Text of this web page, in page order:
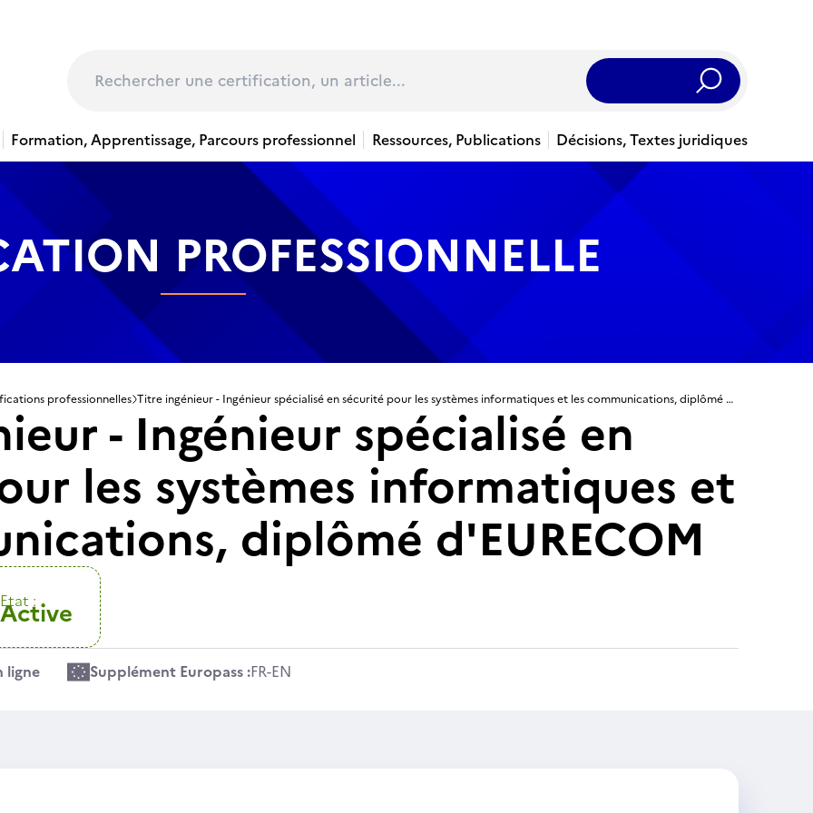
Rechercher
Formation, Apprentissage, Parcours professionnel Ressources, Publications Décisions, Textes juridiques
PROFESSIONNELLE
professionnelles Titre ingénieur - Ingénieur spécialisé en sécurité pour les systèmes informatiques et les communications, diplômé d'EURECOM
- Ingénieur spécialisé en
les systèmes informatiques et
diplômé d'EURECOM
Etat :
Active
ligne Supplément Europass :FR-EN